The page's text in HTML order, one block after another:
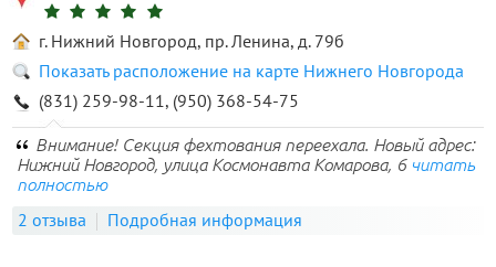
г. Нижний Новгород, пр. Ленина, д. 79б
Показать расположение на карте Нижнего Новгорода
(831) 259-98-11, (950) 368-54-75
Внимание! Секция фехтования переехала. Новый адрес:
Нижний Новгород, улица Космонавта Комарова, 6 читать
полностью
2 отзыва Подробная информация